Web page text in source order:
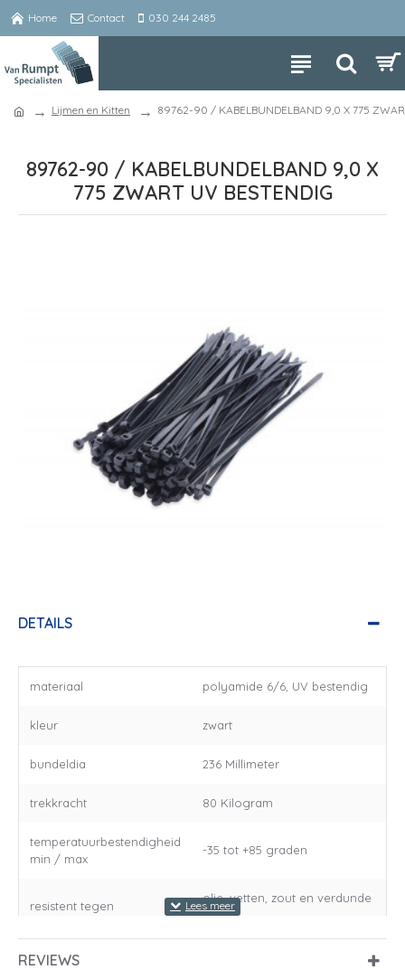
Home Contact 030 244 2485
Lijmen en Kitten 89762-90 / KABELBUNDELBAND 9,0 X 775
89762-90 / KABELBUNDELBAND 9,0 X
775 ZWART UV BESTENDIG
DETAILS
materiaal polyamide 6/6, UV bestendig
kleur zwart
bundeldia 236 Millimeter
trekkracht 80 Kilogram
temperatuurbestendigheid
min / max
-35 tot +85 graden
resistent tegen
olie, vetten, zout en verdunde
zuren
breedte
REVIEWS